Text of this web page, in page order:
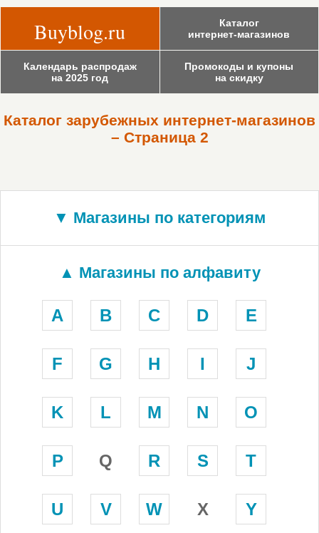
Buyblog.ru
Каталог
интернет-магазинов
Календарь распродаж
на 2025 год
Промокоды и купоны
на скидку
Каталог зарубежных интернет-магазинов
– Страница 2
▼ Магазины по категориям
▲ Магазины по алфавиту
A B C D E
F G H I J
K L M N O
P Q R S T
U V W X Y